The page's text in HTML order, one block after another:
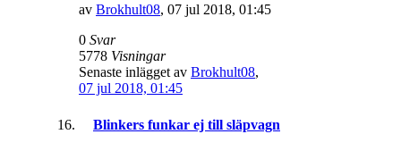
av Brokhult08, 07 jul 2018, 01:45
0 Svar
5778 Visningar
Senaste inlägget av Brokhult08,
07 jul 2018, 01:45
Blinkers funkar ej till släpvagn